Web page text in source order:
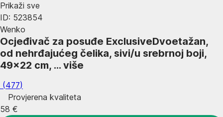
Prikaži sve
ID: 523854
Wenko
Ocjeđivač za posuđe ExclusiveDvoetažan,
od nehrđajućeg čelika, sivi/u srebrnoj boji,
49x22 cm, … više
(477)
Provjerena kvaliteta
58 €